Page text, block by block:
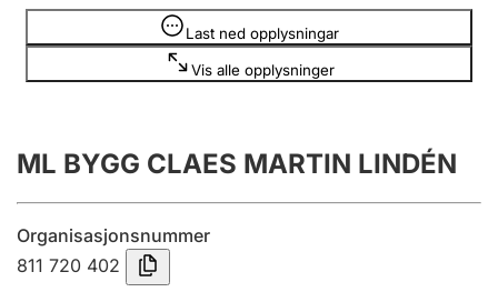
Registrere, endre, slette
Årsrekneskap
Innsending og forseinkingsgebyr
Tinglysing
Last ned opplysningar
Vis alle opplysninger
Opplysninger er skjult
ML BYGG CLAES MARTIN LINDÉN
Organisasjonsnummer
811 720 402